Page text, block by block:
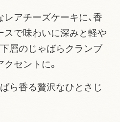
アチーズケーキに、香
スで味わいに深みと軽や
層のじゃばらクランブ
セントに。
ら香る贅沢なひとさじ